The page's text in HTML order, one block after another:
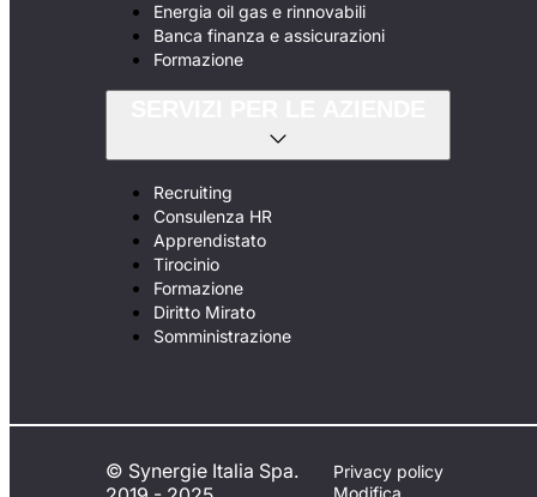
Energia oil gas e rinnovabili
Banca finanza e assicurazioni
Formazione
Recruiting
Consulenza HR
Apprendistato
Tirocinio
Formazione
Diritto Mirato
Somministrazione
© Synergie Italia Spa.
Privacy policy
Modifica